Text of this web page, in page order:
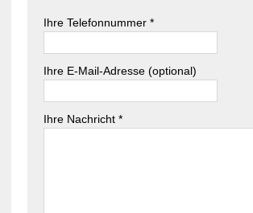
t
e
l
a
s
i
t
e
l
a
Ihre Telefonnummer *
Ihre E-Mail-Adresse (optional)
Ihre Nachricht *